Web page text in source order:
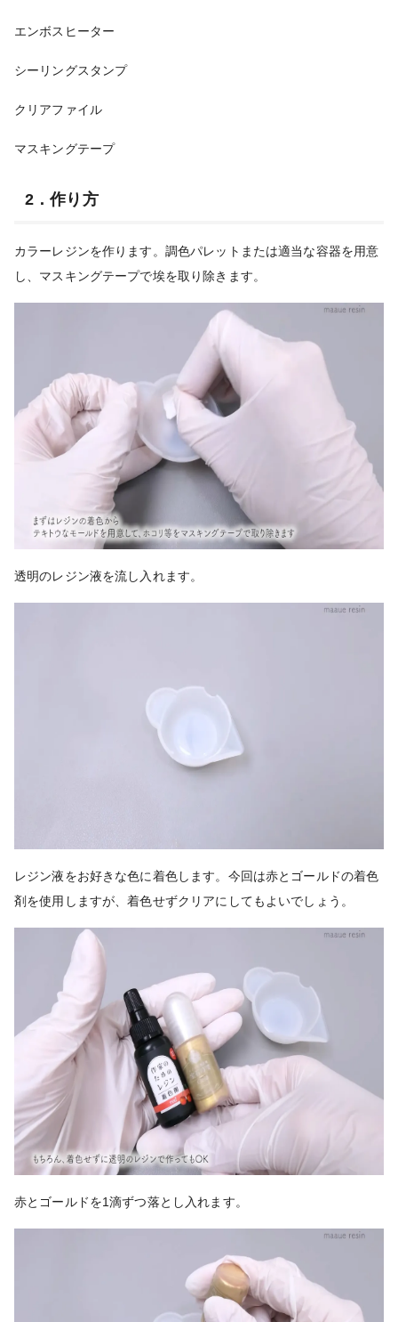
エンボスヒーター
シーリングスタンプ
クリアファイル
マスキングテープ
2．作り方
カラーレジンを作ります。調色パレットまたは適当な容器を用意
し、マスキングテープで埃を取り除きます。
透明のレジン液を流し入れます。
レジン液をお好きな色に着色します。今回は赤とゴールドの着色
剤を使用しますが、着色せずクリアにしてもよいでしょう。
赤とゴールドを1滴ずつ落とし入れます。